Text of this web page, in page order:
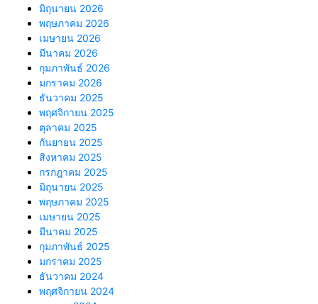
มิถุนายน 2026
พฤษภาคม 2026
เมษายน 2026
มีนาคม 2026
กุมภาพันธ์ 2026
มกราคม 2026
ธันวาคม 2025
พฤศจิกายน 2025
ตุลาคม 2025
กันยายน 2025
สิงหาคม 2025
กรกฎาคม 2025
มิถุนายน 2025
พฤษภาคม 2025
เมษายน 2025
มีนาคม 2025
กุมภาพันธ์ 2025
มกราคม 2025
ธันวาคม 2024
พฤศจิกายน 2024